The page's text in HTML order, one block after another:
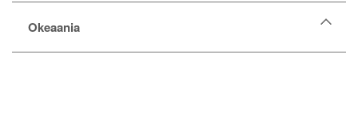
Okeaania
Austraalia